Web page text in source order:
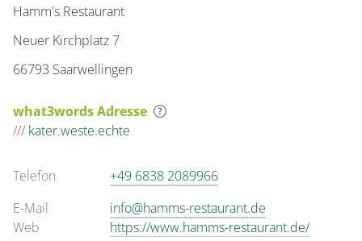
Hamm's Restaurant
Neuer Kirchplatz 7
66793 Saarwellingen
what3words Adresse
/// kater.weste.echte
Telefon
+49 6838 2089966
E-Mail
info@hamms-restaurant.de
Web
https://www.hamms-restaurant.de/